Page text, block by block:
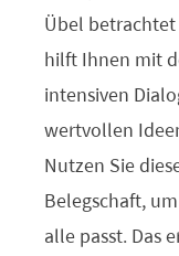
Übel betrachtet
hilft Ihnen mit
intensiven
wertvollen
Nutzen Sie
Belegschaft,
alle passt. Das